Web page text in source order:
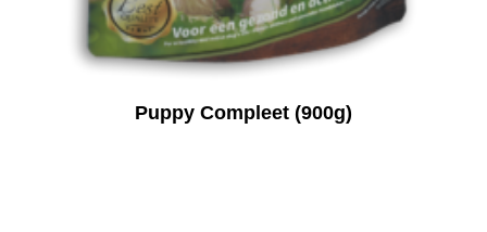
Puppy Compleet (900g)